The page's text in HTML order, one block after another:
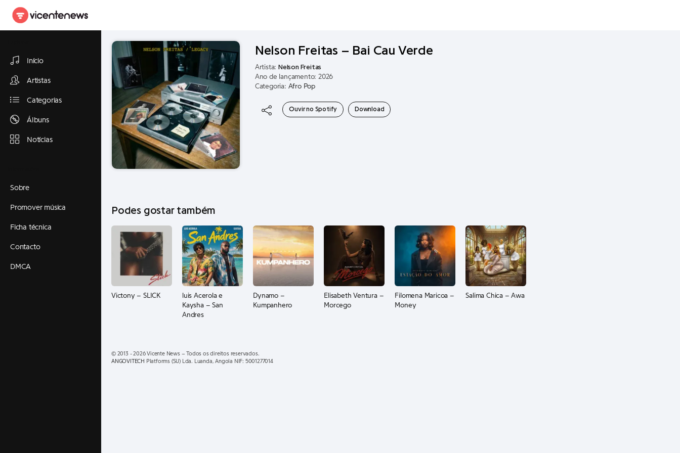
Início
Artistas
Categorias
Álbuns
Notícias
Sobre
Promover música
Ficha técnica
Contacto
DMCA
Nelson Freitas – Bai Cau Verde
Artista: Nelson Freitas
Ano de lançamento: 2026
Categoria: Afro Pop
Ouvir no Spotify Download
Podes gostar também
Victony – SLICK
luis Acerola e
Kaysha – San
Andres
Dynamo –
Kumpanhero
Elisabeth Ventura –
Morcego
Filomena Maricoa –
Money
Salima Chica – Awa
© 2013 - 2026 Vicente News – Todos os direitos reservados.
ANGOVITECH
Platforms (SU) Lda. Luanda, Angola NIF: 5001277014